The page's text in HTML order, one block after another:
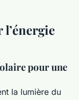
pour une
la lumière du